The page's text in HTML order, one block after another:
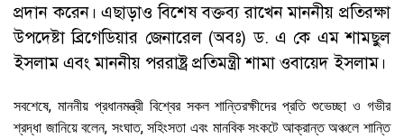
প্রদান করেন। এছাড়াও বিশেষ বক্তব্য রাখেন মাননীয় প্রতিরক্ষা
উপদেষ্টা ব্রিগেডিয়ার জেনারেল (অবঃ) ড. এ কে এম শামছুল
ইসলাম এবং মাননীয় পররাষ্ট্র প্রতিমন্ত্রী শামা ওবায়েদ ইসলাম।
সবশেষে, মাননীয় প্রধানমন্ত্রী বিশ্বের সকল শান্তিরক্ষীদের প্রতি শুভেচ্ছা ও গভীর
শ্রদ্ধা জানিয়ে বলেন, সংঘাত, সহিংসতা এবং মানবিক সংকটে আক্রান্ত অঞ্চলে শান্তি